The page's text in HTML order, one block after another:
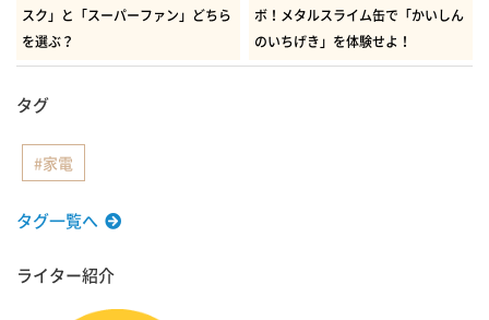
スク」と「スーパーファン」どちら
を選ぶ？
ボ！メタルスライム缶で「かいしん
のいちげき」を体験せよ！
タグ
家電
タグ一覧へ
ライター紹介